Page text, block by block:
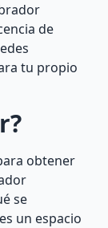
de
tu propio
obtener
se
un espacio